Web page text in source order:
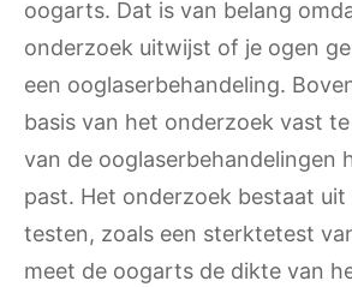
oogarts. Dat is van belang
onderzoek uitwijst of je ogen
een ooglaserbehandeling.
basis van het onderzoek vast
van de ooglaserbehandelingen
past. Het onderzoek bestaat uit
testen, zoals een sterktetest
meet de oogarts de dikte van